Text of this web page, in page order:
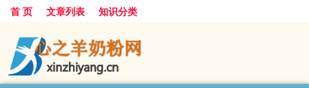
首 页 文章列表 知识分类